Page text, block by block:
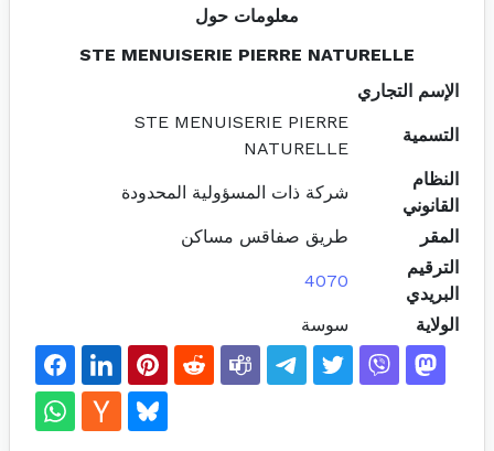
معلومات حول
STE MENUISERIE PIERRE NATURELLE
الإسم التجاري
التسمية
STE MENUISERIE PIERRE
NATURELLE
النظام
القانوني
شركة ذات المسؤولية المحدودة
المقر
طريق صفاقس مساكن
الترقيم
البريدي
4070
الولاية سوسة